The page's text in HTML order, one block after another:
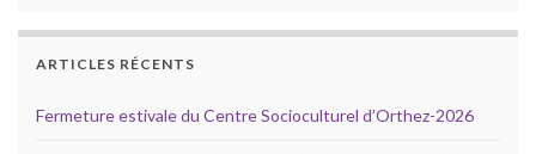
ARTICLES RÉCENTS
Fermeture estivale du Centre Socioculturel d’Orthez-2026